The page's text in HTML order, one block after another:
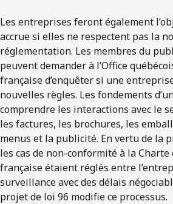
Les entreprises feront également
accrue si elles ne respectent pas la
réglementation. Les membres du
peuvent demander à l’Office
française d’enquêter si une
nouvelles règles. Les fondements
comprendre les interactions avec le
les factures, les brochures, les
menus et la publicité. En vertu de la
les cas de non-conformité à la Charte
française étaient réglés entre
surveillance avec des délais
projet de loi 96 modifie ce processus.